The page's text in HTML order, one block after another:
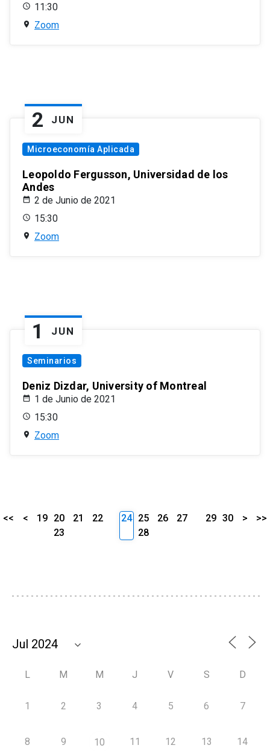
11:30
Zoom
2 JUN
Microeconomía Aplicada
Leopoldo Fergusson, Universidad de los
Andes
2 de Junio de 2021
15:30
Zoom
1 JUN
Seminarios
Deniz Dizdar, University of Montreal
1 de Junio de 2021
15:30
Zoom
<< < 19 20 21
22
23
24 25 26
27
28
29 30 > >>
L M M J V S D
1 2 3 4 5 6 7
8 9 10 11 12 13 14